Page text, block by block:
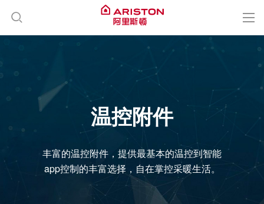
产品中心
客户服务
温控附件
丰富的温控附件，提供最基本的温控到智能
app控制的丰富选择，自在掌控采暖生活。